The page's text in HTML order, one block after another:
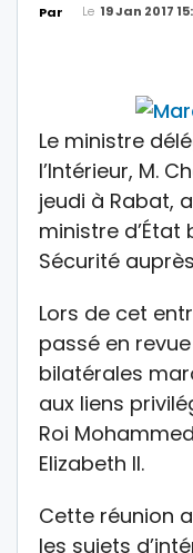
Par Le 19 Jan 2017
Le ministre
l’Intérieur, M.
jeudi à Rabat,
ministre
Sécurité
Lors de cet
passé en
bilatérales
aux liens
Roi
Elizabeth II.
Cette réunion
les sujets